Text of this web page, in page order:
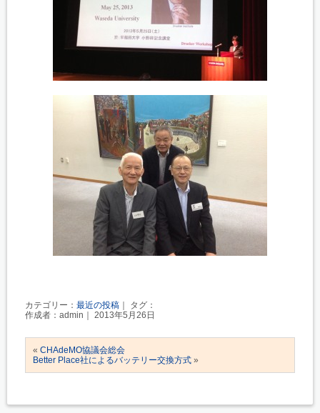
カテゴリー： 最近の投稿 ｜ タグ：
作成者：admin｜ 2013年5月26日
« CHAdeMO協議会総会
Better Place社によるバッテリー交換方式 »